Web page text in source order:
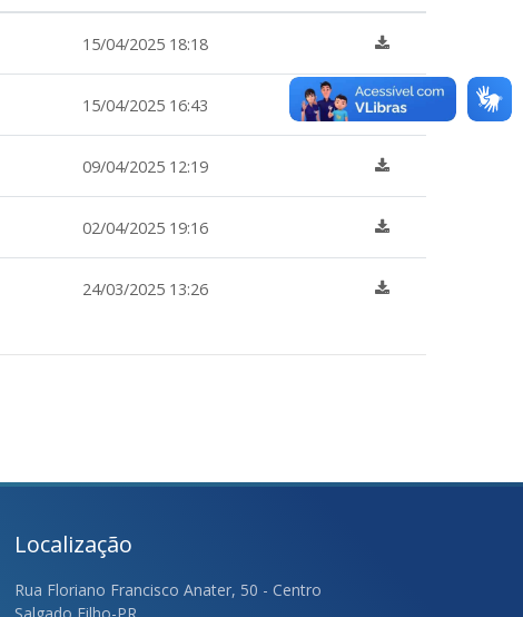
15/04/2025 18:18
15/04/2025 16:43
09/04/2025 12:19
02/04/2025 19:16
24/03/2025 13:26
Localização
Rua Floriano Francisco Anater, 50 - Centro